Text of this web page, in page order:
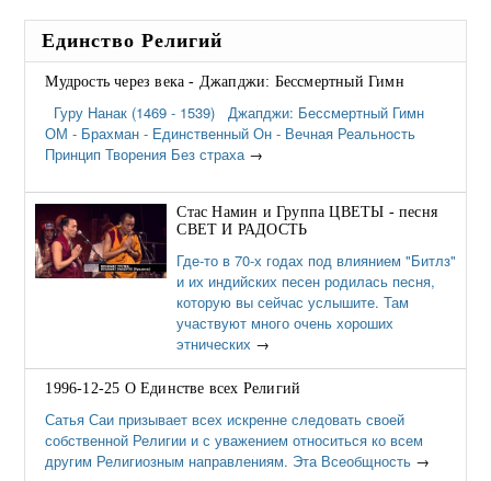
Единство Религий
Мудрость через века - Джапджи: Бессмертный Гимн
Гуру Нанак (1469 - 1539) Джапджи: Бессмертный Гимн
ОМ - Брахман - Единственный Он - Вечная Реальность
Принцип Творения Без страха →
Стас Намин и Группа ЦВЕТЫ - песня
СВЕТ И РАДОСТЬ
Где-то в 70-х годах под влиянием "Битлз"
и их индийских песен родилась песня,
которую вы сейчас услышите. Там
участвуют много очень хороших
этнических →
1996-12-25 О Единстве всех Религий
Сатья Саи призывает всех искренне следовать своей
собственной Религии и с уважением относиться ко всем
другим Религиозным направлениям. Эта Всеобщность →